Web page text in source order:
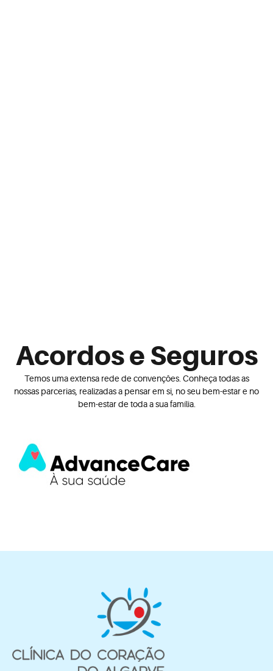
Acordos e Seguros
Temos uma extensa rede de convenções. Conheça todas as
nossas parcerias, realizadas a pensar em si, no seu bem-estar e no
bem-estar de toda a sua família.